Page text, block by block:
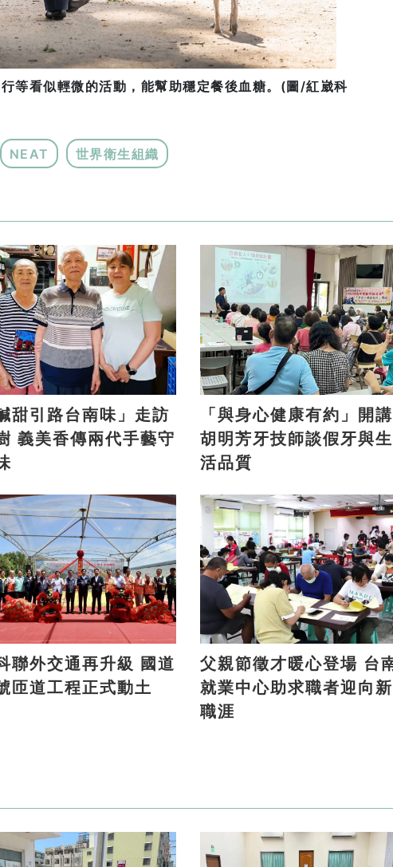
等看似輕微的活動，能幫助穩定餐後血糖。(圖/紅崴科
NEAT 世界衛生組織
甜引路台南味」走訪
藝守
「與身心健康有約」開講
胡明芳牙技師談假牙與生
活品質
聯外交通再升級 國道
匝道工程正式動土
父親節徵才暖心登場 台南
就業中心助求職者迎向新
職涯